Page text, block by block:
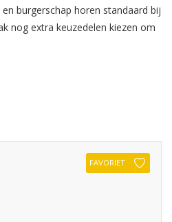
burgerschap horen standaard bij
nog extra keuzedelen kiezen om
FAVORIET